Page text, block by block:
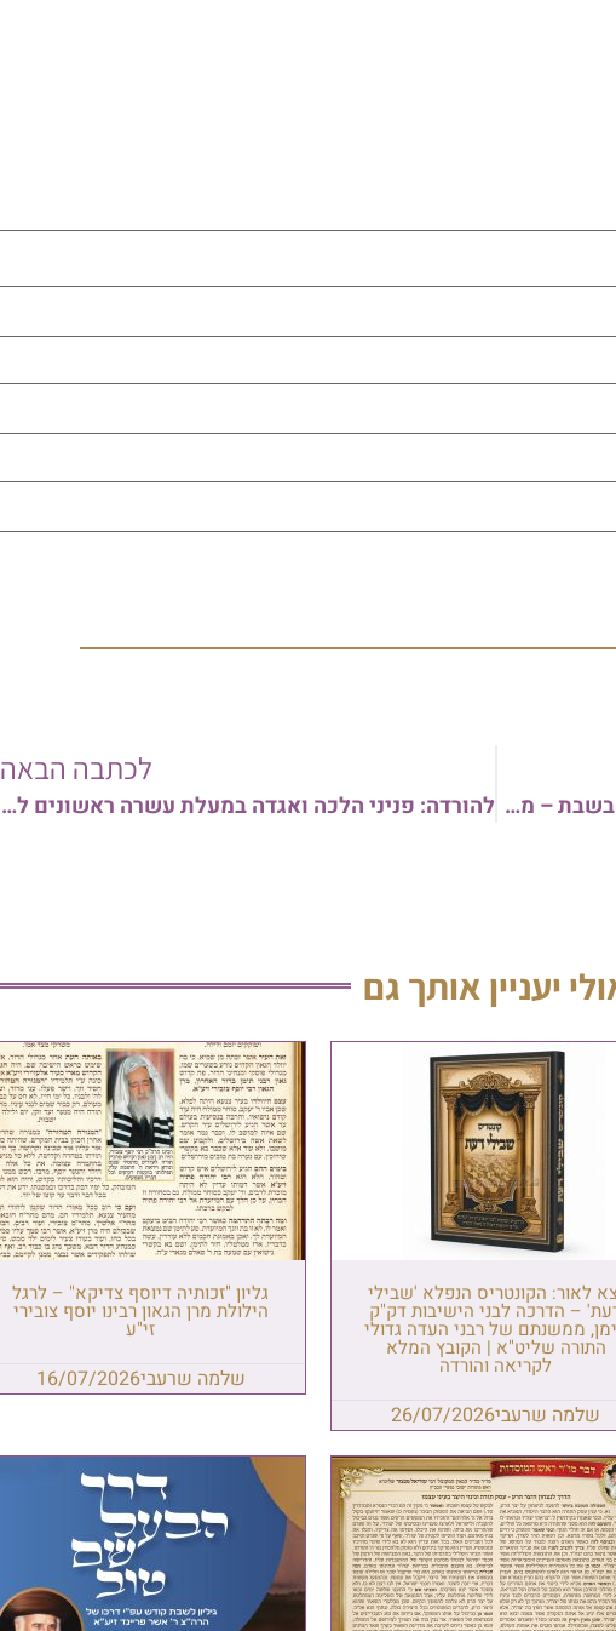
גיליון פסח בהלכה ומנהג לערב פסח שחל בשבת – מאת הגר"י בסיס שליט"א | דרשת שבת הגדול המרכזית
לכתבה הבאה
להורדה: פניני הלכה ואגדה במעלת עשרה ראשונים לתקופת חג הפסח | הרב איתמר חבשוש
יעניין אותך גם
לאור: הקונטריס הנפלא 'שבילי
– הדרכה לבני הישיבות דק"ק
ממשנתם של רבני העדה גדולי
התורה שליט"א | הקובץ המלא
לקריאה והורדה
שלמה שרעבי26/07/2026
גליון "זכותיה דיוסף צדיקא" – לרגל
הילולת מרן הגאון רבינו יוסף צובירי
זי"ע
שלמה שרעבי16/07/2026